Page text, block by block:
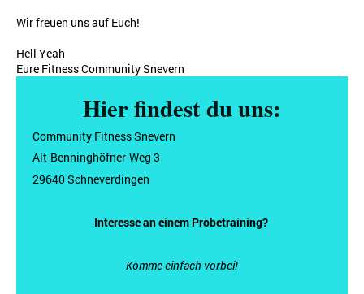
Wir freuen uns auf Euch!
Hell Yeah
Eure Fitness Community Snevern
Hier findest du uns:
Community Fitness Snevern
Alt-Benninghöfner-Weg 3
29640 Schneverdingen
Interesse an einem Probetraining?
Komme einfach vorbei!